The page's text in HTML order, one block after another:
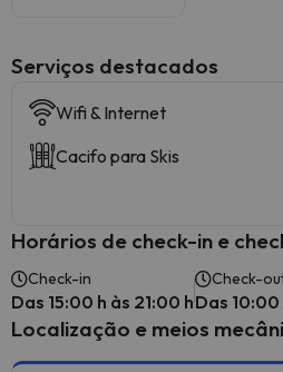
Serviços destacados
Wifi & Internet
Cacifo para Skis
Horários de check-in e
Check-in
Das 15:00 h às 21:00 h
Check-
Das 10:00
Localização e meios